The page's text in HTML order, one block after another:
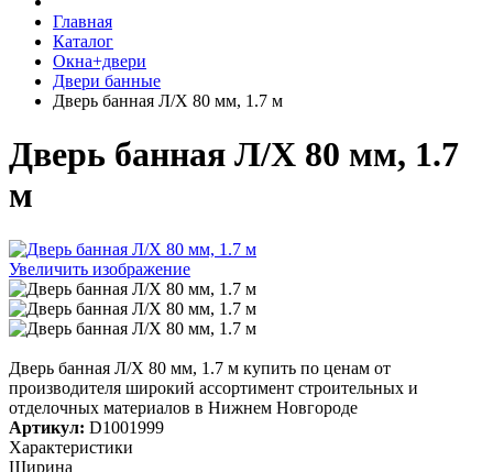
Главная
Каталог
Окна+двери
Двери банные
Дверь банная Л/Х 80 мм, 1.7 м
Дверь банная Л/Х 80 мм, 1.7
м
Увеличить изображение
Дверь банная Л/Х 80 мм, 1.7 м купить по ценам от
производителя широкий ассортимент строительных и
отделочных материалов в Нижнем Новгороде
Артикул: D1001999
Характеристики
Ширина